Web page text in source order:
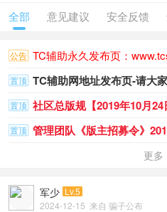
全部 意见建议 安全反馈
公告 TC辅助永久发布页：
置顶 TC辅助网地址发布页-请大
置顶 社区总版规【2019年10月24
置顶 管理团队《版主招募令》
举报规范以及无意举证错误
更多
军少 Lv.5
2024-12-15 来自 骗子公布